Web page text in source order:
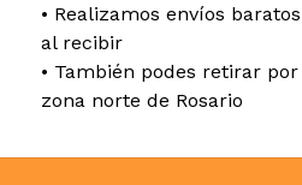
• Realizamos envíos
al recibir
• También podes retirar
zona norte de Rosario